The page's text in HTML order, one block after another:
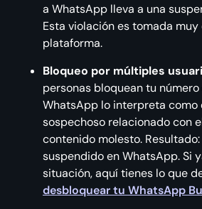
a WhatsApp lleva a una
Esta violación es tomada muy
plataforma.
Bloqueo por múltiples
personas bloquean tu
WhatsApp lo interpreta
sospechoso relacionado con
contenido molesto.
suspendido en WhatsApp. Si
situación, aquí tienes lo que
desbloquear tu WhatsApp